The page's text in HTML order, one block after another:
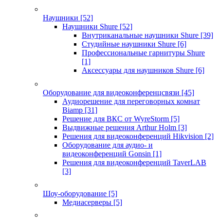
Наушники [52]
Наушники Shure [52]
Внутриканальные наушники Shure [39]
Студийные наушники Shure [6]
Профессиональные гарнитуры Shure
[1]
Аксессуары для наушников Shure [6]
Оборудование для видеоконференцсвязи [45]
Аудиорешение для переговорных комнат
Biamp [31]
Решение для ВКС от WyreStorm [5]
Выдвижные решения Arthur Holm [3]
Решения для видеоконференций Hikvision [2]
Оборудование для аудио- и
видеоконференций Gonsin [1]
Решения для видеоконференций TaverLAB
[3]
Шоу-оборудование [5]
Медиасерверы [5]